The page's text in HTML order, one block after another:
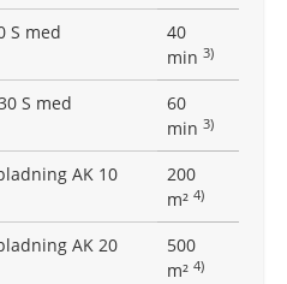
S med
40
min 3)
S med
60
min 3)
AK 10
200
m² 4)
AK 20
500
m² 4)